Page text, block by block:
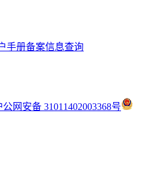
手册备案信息查询
公网安备 31011402003368号